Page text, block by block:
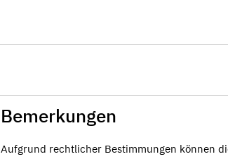
Bemerkungen
Aufgrund rechtlicher Bestimmungen können